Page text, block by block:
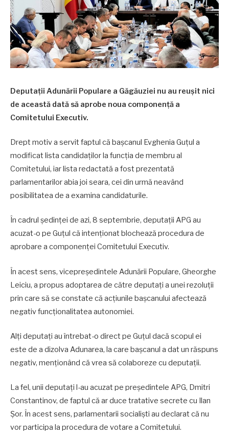
Deputații Adunării Populare a Găgăuziei nu au reușit nici
de această dată să aprobe noua componență a
Comitetului Executiv.
Drept motiv a servit faptul că bașcanul Evghenia Guțul a
modificat lista candidaților la funcția de membru al
Comitetului, iar lista redactată a fost prezentată
parlamentarilor abia joi seara, cei din urmă neavând
posibilitatea de a examina candidaturile.
În cadrul ședinței de azi, 8 septembrie, deputații APG au
acuzat-o pe Guțul că intenționat blochează procedura de
aprobare a componenței Comitetului Executiv.
În acest sens, vicepreședintele Adunării Populare, Gheorghe
Leiciu, a propus adoptarea de către deputați a unei rezoluții
prin care să se constate că acțiunile bașcanului afectează
negativ funcționalitatea autonomiei.
Alți deputați au întrebat-o direct pe Guțul dacă scopul ei
este de a dizolva Adunarea, la care bașcanul a dat un răspuns
negativ, menționând că vrea să colaboreze cu deputații.
La fel, unii deputați l-au acuzat pe președintele APG, Dmitri
Constantinov, de faptul că ar duce tratative secrete cu Ilan
Șor. În acest sens, parlamentarii socialiști au declarat că nu
vor participa la procedura de votare a Comitetului.